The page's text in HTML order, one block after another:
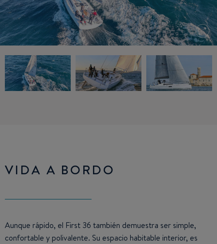
VIDA A BORDO
Aunque rápido, el First 36 también demuestra ser simple,
confortable y polivalente. Su espacio habitable interior, es